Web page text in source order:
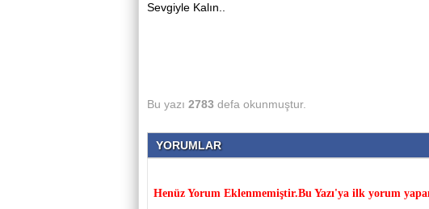
Sevgiyle Kalın..
Bu yazı 2783 defa okunmuştur.
YORUMLAR
Henüz Yorum Eklenmemiştir.Bu Yazı'ya ilk yorum